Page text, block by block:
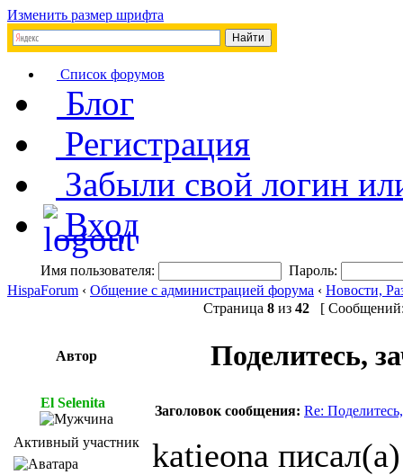
Изменить размер шрифта
Список форумов
Блог
Регистрация
Забыли свой логин
Вход
Имя пользователя:
Пароль:
HispaForum ‹ Общение с администрацией форума ‹ Новости,
Страница 8 из 42 [
Автор Поделитесь,
El Selenita
Заголовок сообщения: Re:
Активный участник
katieona